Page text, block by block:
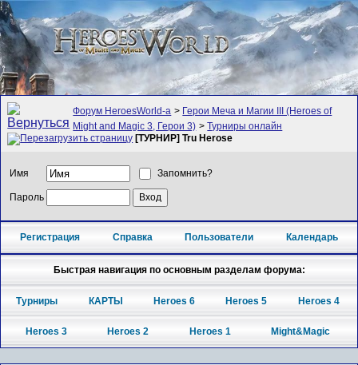
Форум HeroesWorld-а > Герои Меча и Магии III (Heroes of
Might and Magic 3, Герои 3) >Турниры онлайн
[ТУРНИР] Tru Herose
Имя Запомнить?
Пароль
Регистрация Справка Пользователи Календарь
Быстрая навигация по основным разделам форума:
Турниры КАРТЫ Heroes 6 Heroes 5 Heroes 4
Heroes 3 Heroes 2 Heroes 1 Might&Magic